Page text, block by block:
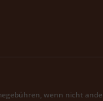
wenn nicht